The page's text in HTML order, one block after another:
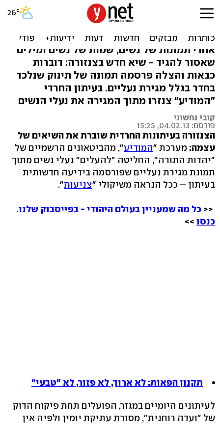
לא רק נשים: הם מצנזרים גם
אחרי תמונות של נשים, שמות של נשים ומילים
שאסור להגיד - שיא חדש בצנזורה: דוברות
כבאות והצלה פרסמה תמונה של תינוק שנלכד
בחדר בגלל מגירת נעליים. בעיתון החרדי
"המודיע" צנזרו מתוך המגירה את נעלי הנשים
קובי נחשוני
פורסם: 04.02.13, 15:25
הצנזורה בעיתונות החרדית שוברת את השיאים של
עצמה: מערכת "המודיע", מהביטאונים הרשמיים של
"יהדות התורה", החליטה "להעלים" נעלי נשים מתוך
תמונת מגירת נעליים שפורסמה בידיעה חדשותית
בעיתון – ככל הנראה משיקולי "צניעות".
<< כל מה שמעניין בעולם היהודי - בפייסבוק שלנו.
כנסו >>
תקנון הפאות: לא ארוך, לא פזור, לא "טבעי"
לעיתונים היומיים במגזר, הפועלים תחת פיקוח הדוק
של "ועדה רוחנית", מסורת עתיקת יומין ולפיה אין